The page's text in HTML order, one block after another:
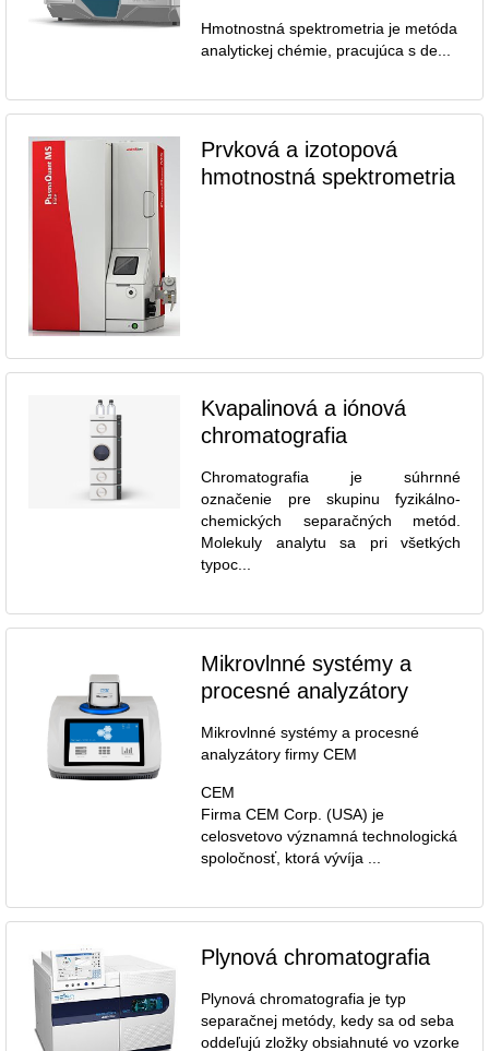
Hmotnostná spektrometria je metóda
analytickej chémie, pracujúca s de...
Prvková a izotopová
hmotnostná spektrometria
Kvapalinová a iónová
chromatografia
Chromatografia je súhrnné
označenie pre skupinu fyzikálno-
chemických separačných metód.
Molekuly analytu sa pri všetkých
typoc...
Mikrovlnné systémy a
procesné analyzátory
Mikrovlnné systémy a procesné
analyzátory firmy CEM
CEM
Firma CEM Corp. (USA) je
celosvetovo významná technologická
spoločnosť, ktorá vývíja ...
Plynová chromatografia
Plynová chromatografia je typ
separačnej metódy, kedy sa od seba
oddeľujú zložky obsiahnuté vo vzorke